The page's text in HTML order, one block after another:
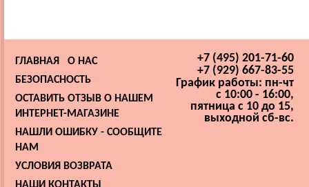
+7 (495) 201-71-60
+7 (929) 667-83-55
График работы: пн-чт
с 10:00 - 16:00,
пятница с 10 до 15,
выходной сб-вс.
ГЛАВНАЯ
О НАС
БЕЗОПАСНОСТЬ
ОСТАВИТЬ ОТЗЫВ О НАШЕМ
ИНТЕРНЕТ-МАГАЗИНЕ
НАШЛИ ОШИБКУ - СООБЩИТЕ
НАМ
УСЛОВИЯ ВОЗВРАТА